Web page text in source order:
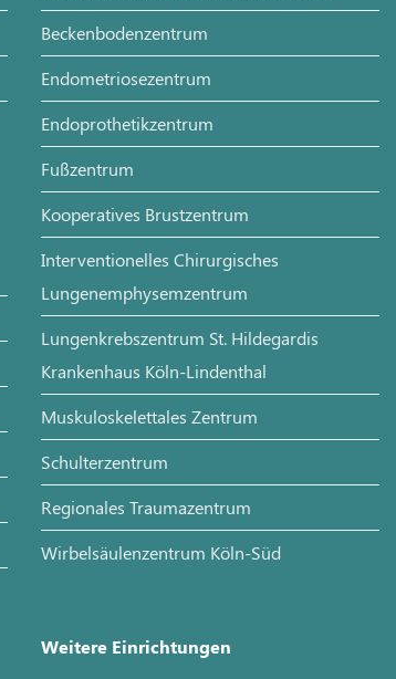
Beckenbodenzentrum
Endometriosezentrum
Endoprothetikzentrum
Fußzentrum
Kooperatives Brustzentrum
Interventionelles Chirurgisches
Lungenemphysemzentrum
Lungenkrebszentrum St. Hildegardis
Krankenhaus Köln-Lindenthal
Muskuloskelettales Zentrum
Schulterzentrum
Regionales Traumazentrum
Wirbelsäulenzentrum Köln-Süd
Weitere Einrichtungen